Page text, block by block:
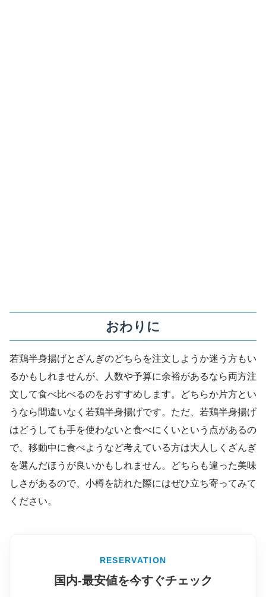
おわりに
若鶏半身揚げとざんぎのどちらを注文しようか迷う方もい
るかもしれませんが、人数や予算に余裕があるなら両方注
文して食べ比べるのをおすすめします。どちらか片方とい
うなら間違いなく若鶏半身揚げです。ただ、若鶏半身揚げ
はどうしても手を使わないと食べにくいという点があるの
で、移動中に食べようなど考えている方は大人しくざんぎ
を選んだほうが良いかもしれません。どちらも違った美味
しさがあるので、小樽を訪れた際にはぜひ立ち寄ってみて
ください。
RESERVATION
国内-最安値を今すぐチェック